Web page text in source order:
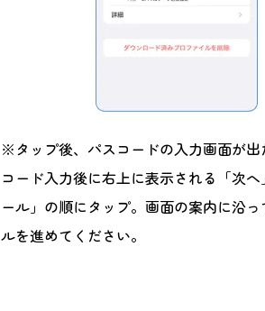
※タップ後、パスコードの入力画面が出
コード入力後に右上に表示される「次へ
ール」の順にタップ。画面の案内に沿
ルを進めてください。